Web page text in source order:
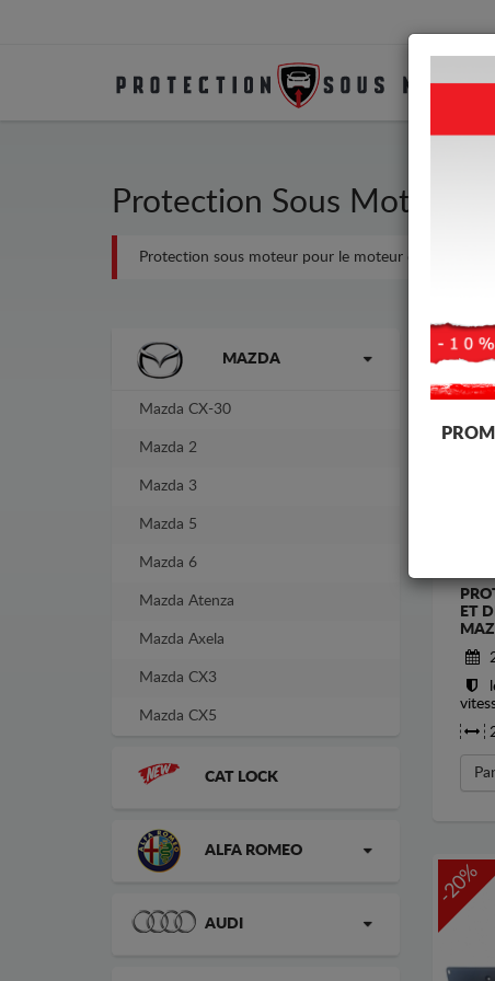
Protection Sous Moteur
Protection sous moteur pour le moteur et la boîte
Marques MAZDA
Mazda CX-30
Mazda 2
Mazda 3
Mazda 5
Mazda 6
Mazda Atenza
Mazda Axela
Mazda CX3
Mazda CX5
CAT LOCK
ALFA ROMEO
AUDI
-3%
ET
-20%